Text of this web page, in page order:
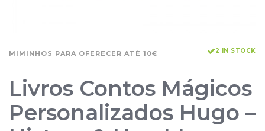
MIMINHOS PARA OFERECER ATÉ 10€ 2 IN STOCK
Livros Contos Mágicos
Personalizados Hugo –